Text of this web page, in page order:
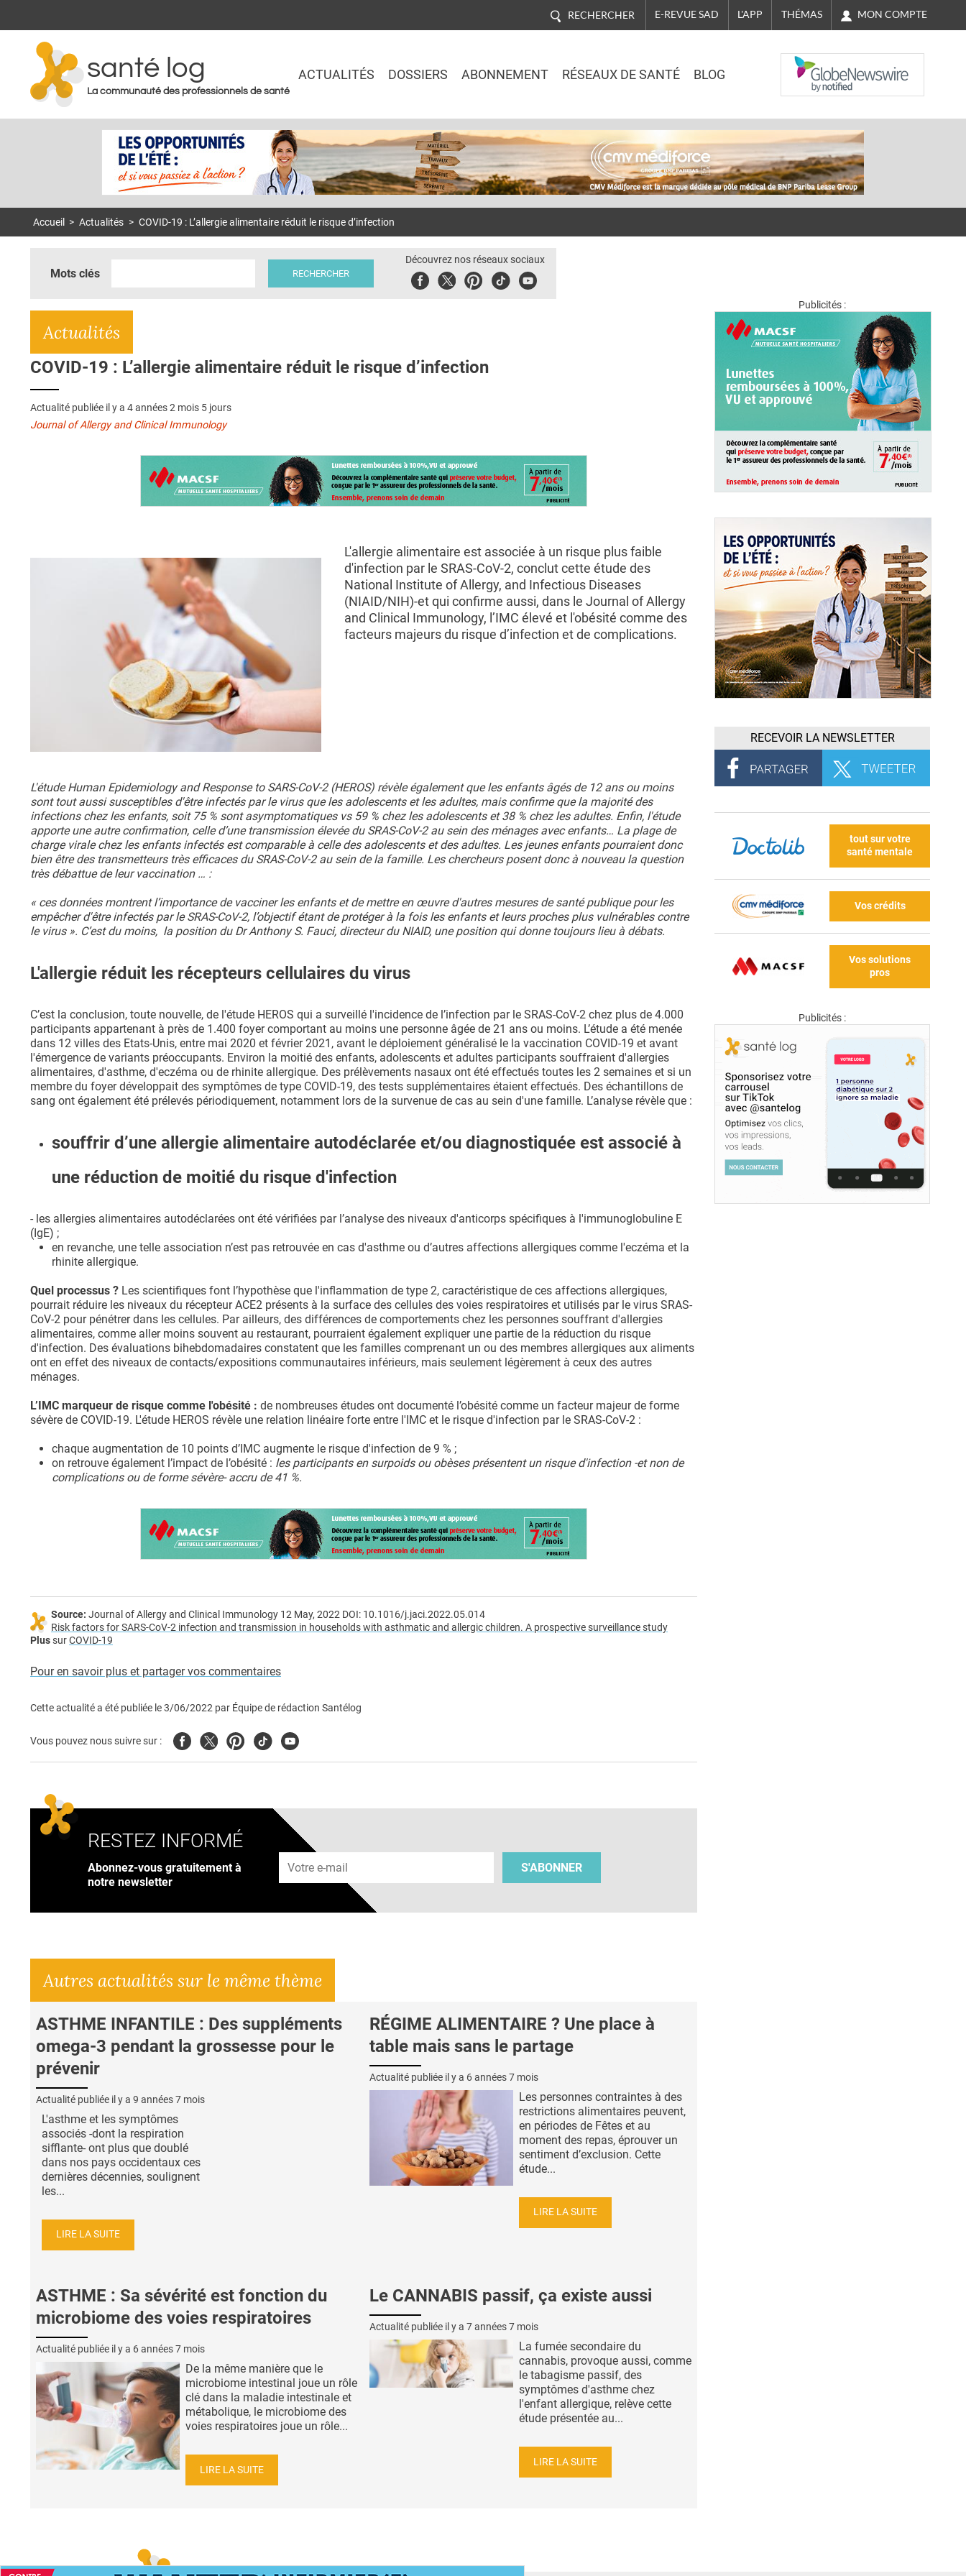
RECHERCHER E-REVUE SAD L'APP THÉMAS MON COMPTE
santé log
La communauté des professionnels de santé
ACTUALITÉS DOSSIERS ABONNEMENT RÉSEAUX DE SANTÉ BLOG
NASDAQ
Accueil > Actualités > COVID-19 : L’allergie alimentaire réduit le risque d’infection
Mots clés
Découvrez nos réseaux sociaux
FacebookTwitterPinterest
TiktokYoubute
Actualités
COVID-19 : L’allergie alimentaire réduit le risque d’infection
Actualité publiée il y a 4 années 2 mois 5 jours
Journal of Allergy and Clinical Immunology
L'allergie alimentaire est associée à un risque plus faible
d'infection par le SRAS-CoV-2, conclut cette étude des
National Institute of Allergy, and Infectious Diseases
(NIAID/NIH)-et qui confirme aussi, dans le Journal of Allergy
and Clinical Immunology, l’IMC élevé et l'obésité comme des
facteurs majeurs du risque d’infection et de complications.
L'étude Human Epidemiology and Response to SARS-CoV-2 (HEROS) révèle également que les enfants âgés de 12 ans ou moins
sont tout aussi susceptibles d'être infectés par le virus que les adolescents et les adultes, mais confirme que la majorité des
infections chez les enfants, soit 75 % sont asymptomatiques vs 59 % chez les adolescents et 38 % chez les adultes. Enfin, l'étude
apporte une autre confirmation, celle d’une transmission élevée du SRAS-CoV-2 au sein des ménages avec enfants… La plage de
charge virale chez les enfants infectés est comparable à celle des adolescents et des adultes. Les jeunes enfants pourraient donc
bien être des transmetteurs très efficaces du SRAS-CoV-2 au sein de la famille. Les chercheurs posent donc à nouveau la question
très débattue de leur vaccination … :
« ces données montrent l’importance de vacciner les enfants et de mettre en œuvre d'autres mesures de santé publique pour les
empêcher d'être infectés par le SRAS-CoV-2, l’objectif étant de protéger à la fois les enfants et leurs proches plus vulnérables contre
le virus ». C’est du moins, la position du Dr Anthony S. Fauci, directeur du NIAID, une position qui donne toujours lieu à débats.
L'allergie réduit les récepteurs cellulaires du virus
C’est la conclusion, toute nouvelle, de l'étude HEROS qui a surveillé l'incidence de l’infection par le SRAS-CoV-2 chez plus de 4.000
participants appartenant à près de 1.400 foyer comportant au moins une personne âgée de 21 ans ou moins. L’étude a été menée
dans 12 villes des Etats-Unis, entre mai 2020 et février 2021, avant le déploiement généralisé le la vaccination COVID-19 et avant
l'émergence de variants préoccupants. Environ la moitié des enfants, adolescents et adultes participants souffraient d'allergies
alimentaires, d'asthme, d'eczéma ou de rhinite allergique. Des prélèvements nasaux ont été effectués toutes les 2 semaines et si un
membre du foyer développait des symptômes de type COVID-19, des tests supplémentaires étaient effectués. Des échantillons de
sang ont également été prélevés périodiquement, notamment lors de la survenue de cas au sein d'une famille. L’analyse révèle que :
souffrir d’une allergie alimentaire autodéclarée et/ou diagnostiquée est associé à
une réduction de moitié du risque d'infection
- les allergies alimentaires autodéclarées ont été vérifiées par l’analyse des niveaux d'anticorps spécifiques à l'immunoglobuline E
(IgE) ;
en revanche, une telle association n’est pas retrouvée en cas d'asthme ou d’autres affections allergiques comme l'eczéma et la
rhinite allergique.
Quel processus ? Les scientifiques font l’hypothèse que l'inflammation de type 2, caractéristique de ces affections allergiques,
pourrait réduire les niveaux du récepteur ACE2 présents à la surface des cellules des voies respiratoires et utilisés par le virus SRAS-
CoV-2 pour pénétrer dans les cellules. Par ailleurs, des différences de comportements chez les personnes souffrant d'allergies
alimentaires, comme aller moins souvent au restaurant, pourraient également expliquer une partie de la réduction du risque
d'infection. Des évaluations bihebdomadaires constatent que les familles comprenant un ou des membres allergiques aux aliments
ont en effet des niveaux de contacts/expositions communautaires inférieurs, mais seulement légèrement à ceux des autres
ménages.
L’IMC marqueur de risque comme l'obésité : de nombreuses études ont documenté l’obésité comme un facteur majeur de forme
sévère de COVID-19. L'étude HEROS révèle une relation linéaire forte entre l'IMC et le risque d'infection par le SRAS-CoV-2 :
chaque augmentation de 10 points d’IMC augmente le risque d'infection de 9 % ;
on retrouve également l’impact de l’obésité : les participants en surpoids ou obèses présentent un risque d'infection -et non de
complications ou de forme sévère- accru de 41 %.
Source: Journal of Allergy and Clinical Immunology 12 May, 2022 DOI: 10.1016/j.jaci.2022.05.014
Risk factors for SARS-CoV-2 infection and transmission in households with asthmatic and allergic children. A prospective surveillance study
PlussurCOVID-19
Pour en savoir plus et partager vos commentaires
Cette actualité a été publiée le3/06/2022 par Équipe de rédaction Santélog
Vous pouvez nous suivre sur : FacebookTwitterPinterest
TiktokYoutube
RESTEZ INFORMÉ
Abonnez-vous gratuitement à
notre newsletter
Adresse e-mail
S'ABONNER
Autres actualités sur le même thème
ASTHME INFANTILE : Des suppléments
omega-3 pendant la grossesse pour le
prévenir
Actualité publiée il y a 9 années 7 mois
L'asthme et les symptômes
associés -dont la respiration
sifflante- ont plus que doublé
dans nos pays occidentaux ces
dernières décennies, soulignent
les...
LIRE LA SUITE
RÉGIME ALIMENTAIRE ? Une place à
table mais sans le partage
Actualité publiée il y a 6 années 7 mois
Les personnes contraintes à des
restrictions alimentaires peuvent,
en périodes de Fêtes et au
moment des repas, éprouver un
sentiment d’exclusion. Cette
étude...
LIRE LA SUITE
ASTHME : Sa sévérité est fonction du
microbiome des voies respiratoires
Actualité publiée il y a 6 années 7 mois
De la même manière que le
microbiome intestinal joue un rôle
clé dans la maladie intestinale et
métabolique, le microbiome des
voies respiratoires joue un rôle...
LIRE LA SUITE
Le CANNABIS passif, ça existe aussi
Actualité publiée il y a 7 années 7 mois
La fumée secondaire du
cannabis, provoque aussi, comme
le tabagisme passif, des
symptômes d'asthme chez
l'enfant allergique, relève cette
étude présentée au...
LIRE LA SUITE
Publicités :
RECEVOIR LA NEWSLETTER
tout sur votre
santé mentale
Vos crédits
Vos solutions
pros
Publicités :